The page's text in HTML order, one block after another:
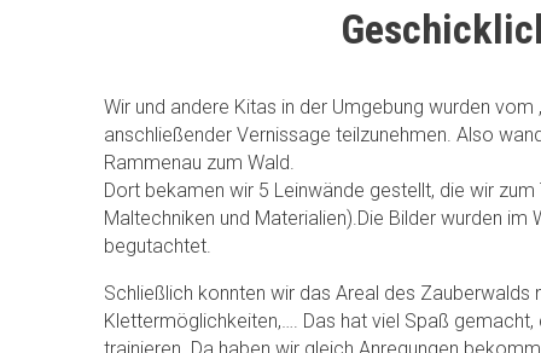
Wir und andere Kitas in der Umgebung wurden
anschließender Vernissage teilzunehmen. Also
Rammenau zum Wald.
Dort bekamen wir 5 Leinwände gestellt, die wir
Maltechniken und Materialien).Die Bilder wurden im
begutachtet.
Schließlich konnten wir das Areal des Zauberwalds
Klettermöglichkeiten,…. Das hat viel Spaß